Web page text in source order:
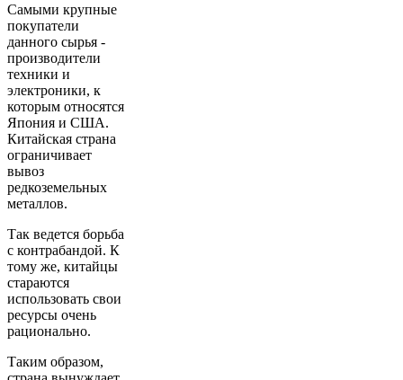
Самыми крупные
покупатели
данного сырья -
производители
техники и
электроники, к
которым относятся
Япония и США.
Китайская страна
ограничивает
вывоз
редкоземельных
металлов.
Так ведется борьба
с контрабандой. К
тому же, китайцы
стараются
использовать свои
ресурсы очень
рационально.
Таким образом,